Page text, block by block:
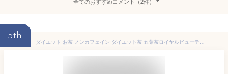
5th
ダイエット お茶 ノンカフェイン ダイエット茶 五葉茶ロイヤルビューティー 10包 / 30包 お試し スッキリ ダイエット 茶 ダイエットティー ハーブティー 漢方 お通じ ティーバッグ 改善 ぽっこりお腹 食物繊維 スッキリ便秘密は お茶 解消